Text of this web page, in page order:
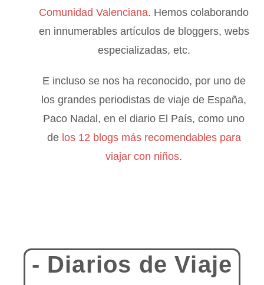
Comunidad Valenciana. Hemos colaborando
en innumerables artículos de bloggers, webs
especializadas, etc.
E incluso se nos ha reconocido, por uno de
los grandes periodistas de viaje de España,
Paco Nadal, en el diario El País, como uno
de los 12 blogs más recomendables para
viajar con niños.
- Diarios de Viaje